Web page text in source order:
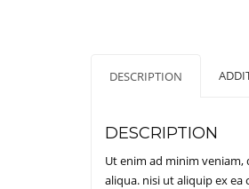
DESCRIPTION
DESCRIPTION
Ut enim ad minim
aliqua. nisi ut aliquip ex